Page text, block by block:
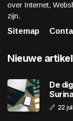
over Internet,
zijn.
Sitemap
Nieuwe
De
22